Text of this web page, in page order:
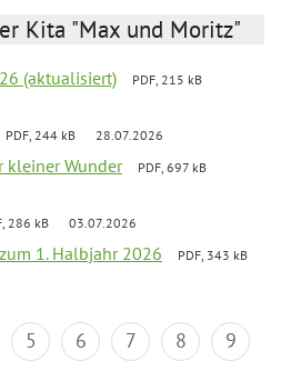
Kita "Max und Moritz"
(aktualisiert)
PDF, 215 kB
PDF, 244 kB 28.07.2026
kleiner Wunder
PDF, 697 kB
286 kB 03.07.2026
1. Halbjahr 2026
PDF, 343 kB
5 6 7 8
9